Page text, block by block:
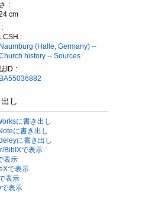
cm
LCSH :
Naumburg (Halle, Germany) --
history -- Sources
ID
BA55036882
し
に書き出し
に書き出し
に書き出し
BibIXで表示
表示
で表示
表示
で表示